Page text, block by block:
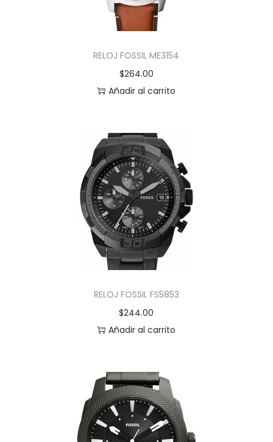
RELOJ FOSSIL ME3154
$264.00
Añadir al carrito
RELOJ FOSSIL FS5853
$244.00
Añadir al carrito